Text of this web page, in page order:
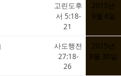
고린도후
서 5:18-
21
2015년
9월 6일
사도행전
27:18-
26
2015년
8월 30일